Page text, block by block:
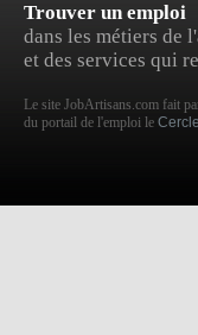
Trouver un emploi
dans les métiers de
et des services qui
Le site JobArtisans.com fait
du portail de l'emploi le